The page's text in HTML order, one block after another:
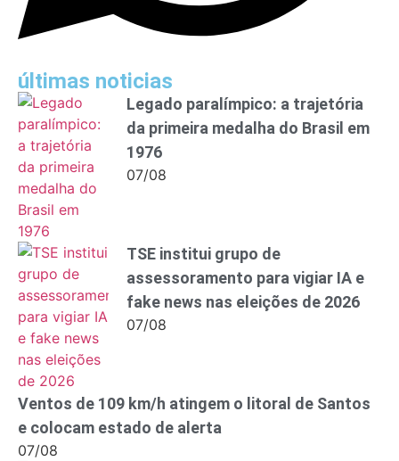
últimas noticias
Legado paralímpico: a trajetória
da primeira medalha do Brasil em
1976
07/08
TSE institui grupo de
assessoramento para vigiar IA e
fake news nas eleições de 2026
07/08
Ventos de 109 km/h atingem o litoral de Santos
e colocam estado de alerta
07/08